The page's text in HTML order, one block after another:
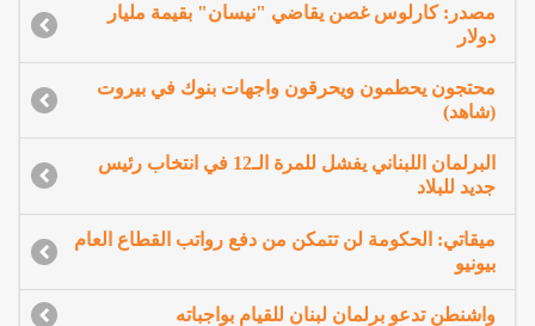
مصدر: كارلوس غصن يقاضي "نيسان" بقيمة مليار
دولار
محتجون يحطمون ويحرقون واجهات بنوك في بيروت
(شاهد)
البرلمان اللبناني يفشل للمرة الـ12 في انتخاب رئيس
جديد للبلاد
ميقاتي: الحكومة لن تتمكن من دفع رواتب القطاع العام
بيونيو
واشنطن تدعو برلمان لبنان للقيام بواجباته